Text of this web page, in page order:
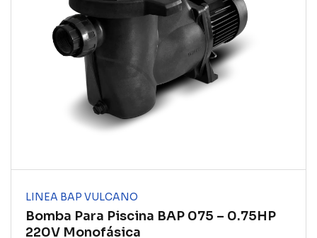
LINEA BAP VULCANO
Bomba Para Piscina BAP 075 – 0.75HP
220V Monofásica